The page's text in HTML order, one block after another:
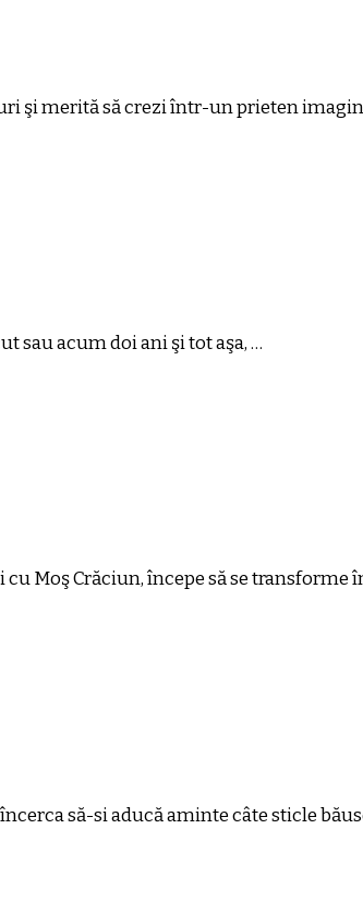
şi merită să crezi într-un prieten
sau acum doi ani şi tot aşa, …
Moş Crăciun, începe să se
să-si aducă aminte câte sticle